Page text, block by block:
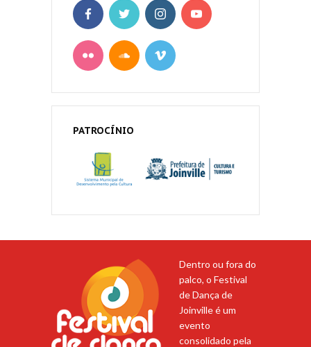
PATROCÍNIO
Dentro ou fora do
palco, o Festival
de Dança de
Joinville é um
evento
consolidado pela